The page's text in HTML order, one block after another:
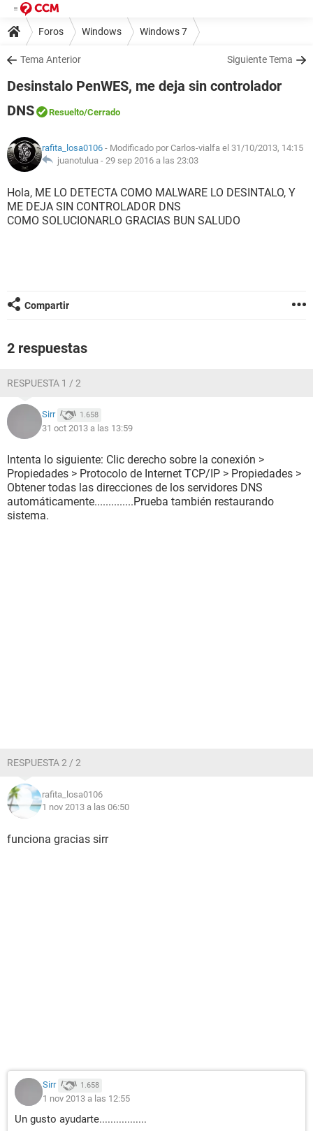
Foros Windows Windows 7
Tema Anterior Siguiente Tema
Desinstalo PenWES, me deja sin controlador
DNS
Resuelto/Cerrado
rafita_losa0106 - Modificado por Carlos-vialfa el 31/10/2013, 14:15
juanotulua - 29 sep 2016 a las 23:03
Hola, ME LO DETECTA COMO MALWARE LO DESINTALO, Y
ME DEJA SIN CONTROLADOR DNS
COMO SOLUCIONARLO GRACIAS BUN SALUDO
Compartir
2 respuestas
RESPUESTA 1 / 2
Sirr 1.658
31 oct 2013 a las 13:59
Intenta lo siguiente: Clic derecho sobre la conexión >
Propiedades > Protocolo de Internet TCP/IP > Propiedades >
Obtener todas las direcciones de los servidores DNS
automáticamente..............Prueba también restaurando
sistema.
RESPUESTA 2 / 2
rafita_losa0106
1 nov 2013 a las 06:50
funciona gracias sirr
Sirr 1.658
1 nov 2013 a las 12:55
Un gusto ayudarte.................